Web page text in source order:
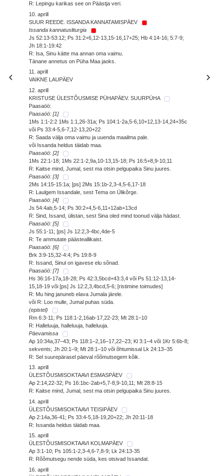
R: Lepingu karikas see on Päästja veri.
10. aprill
SUUR REEDE. ISSANDA KANNATAMISPÄEV
Issanda kannatusliturgia
Js 52:13-53:12; Ps 31:2+6,12-13,15-16,17+25; Hb 4:14-16; 5:7-9;
Jh 18:1-19:42
R: Isa, Sinu kätte ma annan oma vaimu.
Tänane annetus on Püha Maa jaoks.
11. aprill
VAIKNE LAUPÄEV
12. aprill
KRISTUSE ÜLESTÕUSMISE PÜHAPÄEV. SUURPÜHA
Paasaöö:
Paasaöö: [1]
1Ms 1:1-2:2 1Ms 1:1,26-31a; Ps 104:1-2a,5-6,10+12,13-14,24+35c
või Ps 33:4-5,6-7,12-13,20+22
R: Saada välja oma vaimu ja uuenda maailma pale.
või Issanda heldus täidab maa.
Paasaöö: [2]
1Ms 22:1-18; 1Ms 22:1-2,9a,10-13,15-18; Ps 16:5+8,9-10,11
R: Kaitse mind, Jumal, sest ma otsin pelgupaika Sinu juures.
Paasaöö: [3]
2Ms 14:15-15:1a; [ps] 2Ms 15:1b-2,3-4,5-6,17-18
R: Laulgem Issandale, sest Tema on Ülikõrge.
Paasaöö: [4]
Js 54:4ab,5-14; Ps 30:2+4,5-6,11+12ab+13cd
R: Sind, Issand, ülistan, sest Sina oled mind toonud välja hädast.
Paasaöö: [5]
Js 55:1-11; [ps] Js 12:2,3-4bc,4de-5
R: Te ammutate päästeallikaist.
Paasaöö: [6]
Brk 3:9-15,32-4:4; Ps 19:8-9
R: Issand, Sinul on igavese elu sõnad.
Paasaöö: [7]
Hs 36:16-17a,18-28; Ps 42:3,5bcd+43:3,4 või Ps 51:12-13,14-
15,18-19 või [ps] Js 12:2,3,4bcd,5-6; [ristimine toimudes]
R: Mu hing januneb elava Jumala järele.
või R: Loo mulle, Jumal puhas süda.
(epistel)
Rm 6:3-11; Ps 118:1-2,16ab-17,22-23; Mt 28:1–10
R: Halleluuja, halleluuja, halleluuja.
Päevamissa
Ap 10:34a,37–43; Ps 118:1–2,16–17,22–23; Kl 3:1–4 või 1Kr 5:6b-8;
sekvents; Jh 20:1–9; Mt 28:1–10 või õhtumissal Lk 24:13–35
R: Sel suurepärasel päeval rõõmutsegem kõik.
13. aprill
ÜLESTÕUSMISOKTAAVI ESMASPÄEV
Ap 2:14,22-32; Ps 16:1bc-2ab+5,7-8,9-10,11; Mt 28:8-15
R: Kaitse mind, Jumal, sest ma otsin pelgupaika Sinu juures.
14. aprill
ÜLESTÕUSMISOKTAAVI TEISIPÄEV
Ap 2:14a,36-41; Ps 33:4-5,18-19,20+22; Jh 20:11-18
R: Issanda heldus täidab maa.
15. aprill
ÜLESTÕUSMISOKTAAVI KOLMAPÄEV
Ap 3:1-10; Ps 105:1-2,3-4,6-7,8-9; Lk 24:13-35
R: Rõõmutsegu nende süda, kes otsivad Issandat.
16. aprill